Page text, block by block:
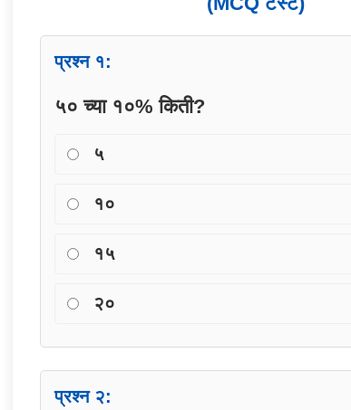
प्रश्न १:
५० च्या १०% किती?
५
१०
१५
२०
प्रश्न २: